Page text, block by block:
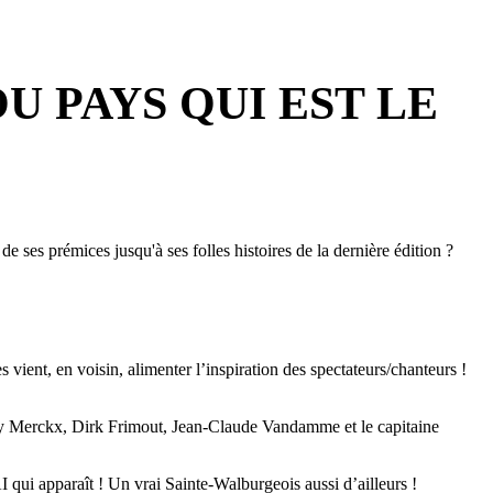
PAYS QUI EST LE
de ses prémices jusqu'à ses folles histoires de la dernière édition ?
vient, en voisin, alimenter l’inspiration des spectateurs/chanteurs !
Dirk Frimout, Jean-Claude Vandamme et le capitaine
qui apparaît ! Un vrai Sainte-Walburgeois aussi d’ailleurs !